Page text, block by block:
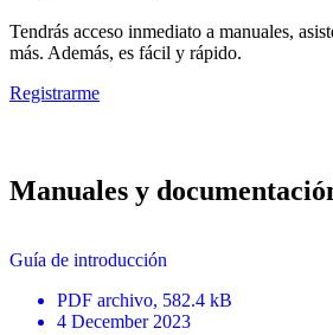
Tendrás acceso inmediato a manuales,
más. Además, es fácil y rápido.
Registrarme
Manuales y
Guía de introducción
PDF archivo, 582.4 kB
4 December 2023